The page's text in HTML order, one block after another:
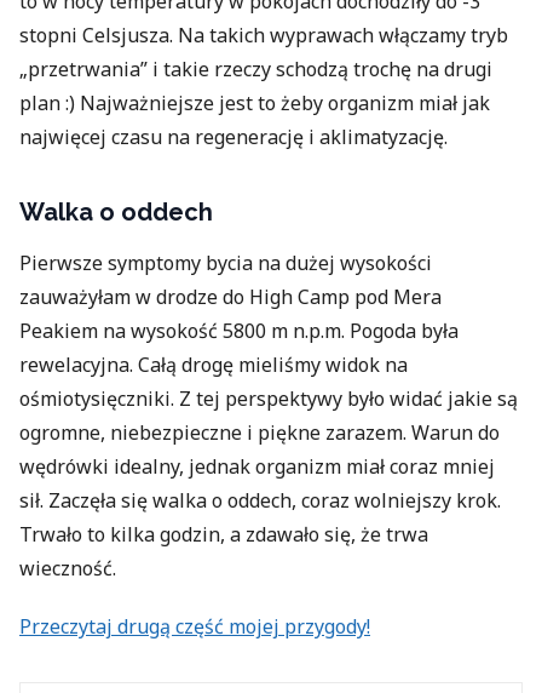
stopni Celsjusza. Na takich wyprawach włączamy tryb
„przetrwania” i takie rzeczy schodzą trochę na drugi
plan :) Najważniejsze jest to żeby organizm miał jak
najwięcej czasu na regenerację i aklimatyzację.
Walka o oddech
Pierwsze symptomy bycia na dużej wysokości
zauważyłam w drodze do High Camp pod Mera
Peakiem na wysokość 5800 m n.p.m. Pogoda była
rewelacyjna. Całą drogę mieliśmy widok na
ośmiotysięczniki. Z tej perspektywy było widać jakie są
ogromne, niebezpieczne i piękne zarazem. Warun do
wędrówki idealny, jednak organizm miał coraz mniej
sił. Zaczęła się walka o oddech, coraz wolniejszy krok.
Trwało to kilka godzin, a zdawało się, że trwa
wieczność.
Przeczytaj drugą część mojej przygody!